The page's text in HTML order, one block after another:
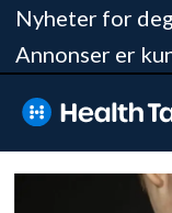
Nyheter for
Annonser er
Tag: